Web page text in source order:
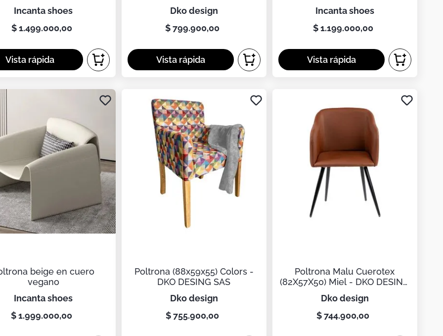
incanta shoes
$ 1.499.000,00
dko design
$799.900,00
incanta shoes
$ 1.199.000,00
beige en cuero
vegano
incanta shoes
$1.999.000,00
Poltrona (88x59x55) Colors -
DKO DESING SAS
dko design
$755.900,00
Poltrona Malu Cuerotex
(82X57X50) Miel - DKO DESING
SAS
dko design
$ 744.900,00